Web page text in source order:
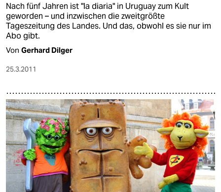
Nach fünf Jahren ist "la diaria" in Uruguay zum Kult
geworden – und inzwischen die zweitgrößte
Tageszeitung des Landes. Und das, obwohl es sie nur im
Abo gibt.
Von Gerhard Dilger
25.3.2011